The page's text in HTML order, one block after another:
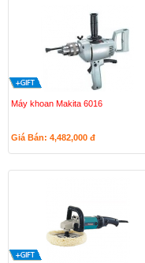
Máy khoan Makita 6016
Giá Bán: 4,482,000 đ